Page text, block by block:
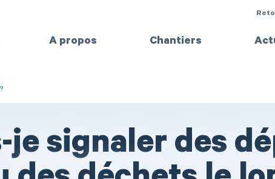
A propos Chantiers
signaler des